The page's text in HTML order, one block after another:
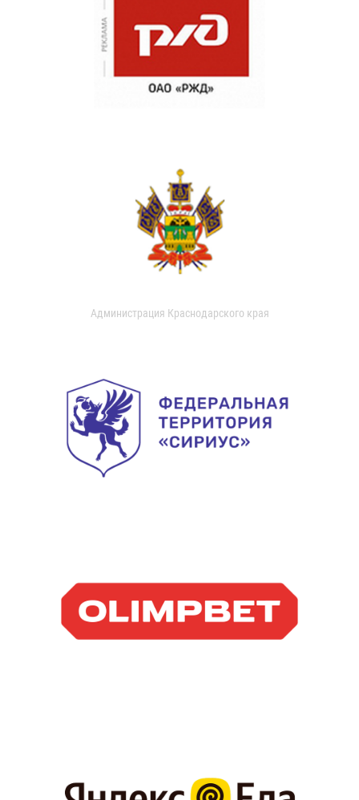
Администрация Краснодарского края